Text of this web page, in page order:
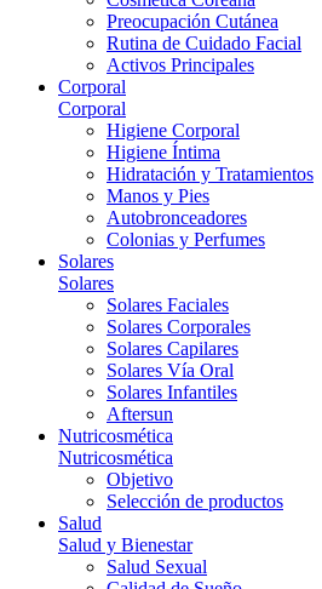
Preocupación Cutánea
Rutina de Cuidado Facial
Activos Principales
Corporal
Corporal
Higiene Corporal
Higiene Íntima
Hidratación y Tratamientos
Manos y Pies
Autobronceadores
Colonias y Perfumes
Solares
Solares
Solares Faciales
Solares Corporales
Solares Capilares
Solares Vía Oral
Solares Infantiles
Aftersun
Nutricosmética
Nutricosmética
Objetivo
Selección de productos
Salud
Salud y Bienestar
Salud Sexual